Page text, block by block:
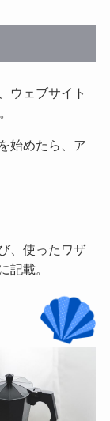
ウェブサイト
始めたら、ア
、使ったワザ
記載。